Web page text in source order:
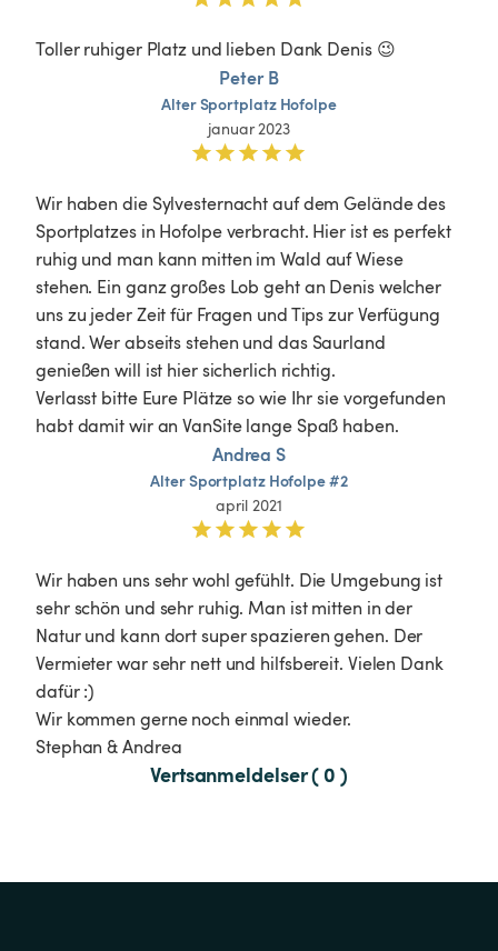
Toller ruhiger Platz und lieben Dank Denis 😉
Peter B
AlterSportplatz Hofolpe
januar 2023
Wir haben die Sylvesternacht auf dem Gelände des
Sportplatzes in Hofolpe verbracht. Hier ist es perfekt
ruhig und man kann mitten im Wald auf Wiese
stehen. Ein ganz großes Lob geht an Denis welcher
uns zu jeder Zeit für Fragen und Tips zur Verfügung
stand. Wer abseits stehen und das Saurland
genießen will ist hier sicherlich richtig.
Verlasst bitte Eure Plätze so wie Ihr sie vorgefunden
habt damit wir an VanSite lange Spaß haben.
Andrea S
AlterSportplatz Hofolpe#2
april 2021
Wir haben uns sehr wohl gefühlt. Die Umgebung ist
sehr schön und sehr ruhig. Man ist mitten in der
Natur und kann dort super spazieren gehen. Der
Vermieter war sehr nett und hilfsbereit. Vielen Dank
dafür :)
Wir kommen gerne noch einmal wieder.
Stephan & Andrea
Vertsanmeldelser ( 0 )